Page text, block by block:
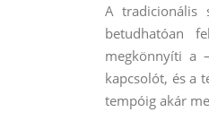
A tradicionális
betudhatóan
megkönnyíti a
kapcsolót, és a
tempóig akár